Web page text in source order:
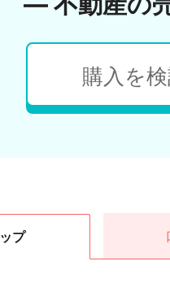
購入を
プ